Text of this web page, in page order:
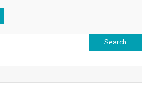
Search for: